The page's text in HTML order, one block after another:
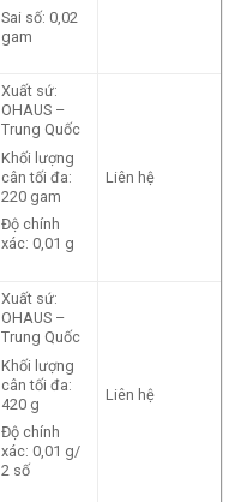
Sai số: 0,02
gam
Xuất sứ:
OHAUS –
Trung Quốc
Khối lượng
cân tối đa:
220 gam
Độ chính
xác: 0,01 g
Liên hệ
Xuất sứ:
OHAUS –
Trung Quốc
Khối lượng
cân tối đa:
420 g
Độ chính
xác: 0,01 g/
2 số
Liên hệ